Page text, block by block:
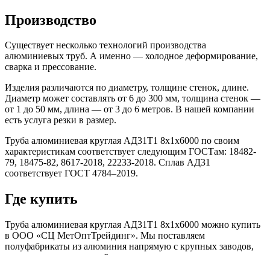
Производство
Существует несколько технологий производства
алюминиевых труб. А именно — холодное деформирование,
сварка и прессование.
Изделия различаются по диаметру, толщине стенок, длине.
Диаметр может составлять от 6 до 300 мм, толщина стенок —
от 1 до 50 мм, длина — от 3 до 6 метров. В нашей компании
есть услуга резки в размер.
Труба алюминиевая круглая АД31Т1 8х1х6000 по своим
характеристикам соответствует следующим ГОСТам: 18482-
79, 18475-82, 8617-2018, 22233-2018. Сплав АД31
соответствует ГОСТ 4784–2019.
Где купить
Труба алюминиевая круглая АД31Т1 8х1х6000 можно купить
в ООО «СЦ МетОптТрейдинг». Мы поставляем
полуфабрикаты из алюминия напрямую с крупных заводов,